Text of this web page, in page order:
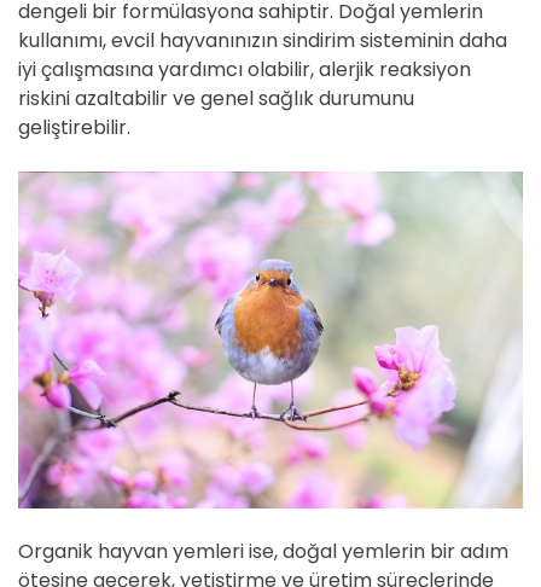
dengeli bir formülasyona sahiptir. Doğal yemlerin
kullanımı, evcil hayvanınızın sindirim sisteminin daha
iyi çalışmasına yardımcı olabilir, alerjik reaksiyon
riskini azaltabilir ve genel sağlık durumunu
geliştirebilir.
Organik hayvan yemleri ise, doğal yemlerin bir adım
ötesine geçerek, yetiştirme ve üretim süreçlerinde